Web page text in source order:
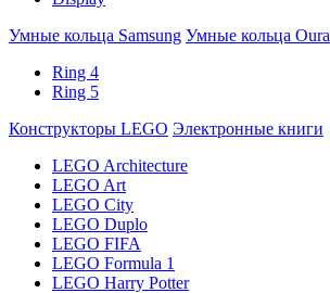
Умные кольца Samsung Умные кольца Oura
Ring 4
Ring 5
Конструкторы LEGO Электронные книги
LEGO Architecture
LEGO Art
LEGO City
LEGO Duplo
LEGO FIFA
LEGO Formula 1
LEGO Harry Potter